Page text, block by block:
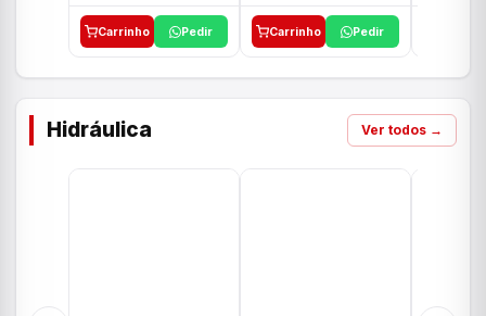
Carrinho Pedir Carrinho Pedir
Hidráulica Ver todos →